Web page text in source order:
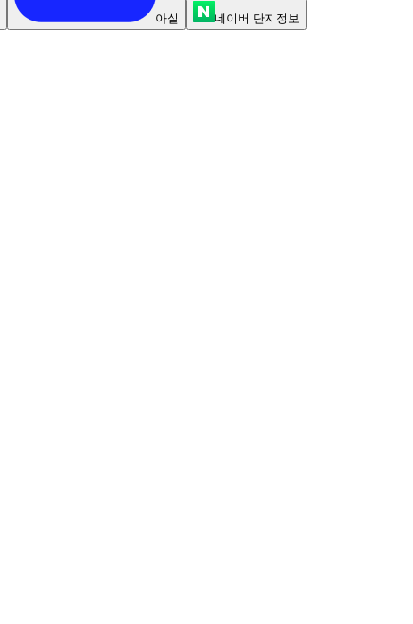
아실 네이버 단지정보